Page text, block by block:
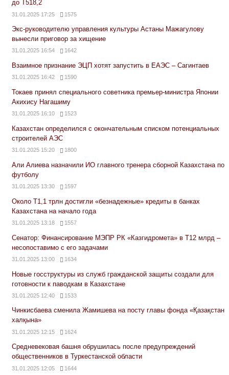
до Т518,2
31.01.2025 17:25 1575
Экс-руководителю управления культуры Астаны Мажагулову
вынесли приговор за хищение
31.01.2025 16:54 1642
Взаимное признание ЭЦП хотят запустить в ЕАЭС – Сагинтаев
31.01.2025 16:42 1590
Токаев принял специального советника премьер-министра Японии
Акихису Нагашиму
31.01.2025 16:10 1523
Казахстан определился с окончательным списком потенциальных
строителей АЭС
31.01.2025 15:20 1800
Али Алиева назначили ИО главного тренера сборной Казахстана по
футболу
31.01.2025 13:30 1597
Около Т1,1 трлн достигли «безнадежные» кредиты в банках
Казахстана на начало года
31.01.2025 13:18 1557
Сенатор: Финансирование МЭПР РК «Казгидромета» в Т12 млрд –
несопоставимо с его задачами
31.01.2025 13:00 1634
Новые госструктуры из служб гражданской защиты создали для
готовности к паводкам в Казахстане
31.01.2025 12:40 1533
Чинкисбаева сменила Жамишева на посту главы фонда «Қазақстан
халқына»
31.01.2025 12:15 1624
Средневековая башня обрушилась после предупреждений
общественников в Туркестанской области
31.01.2025 12:05 1644